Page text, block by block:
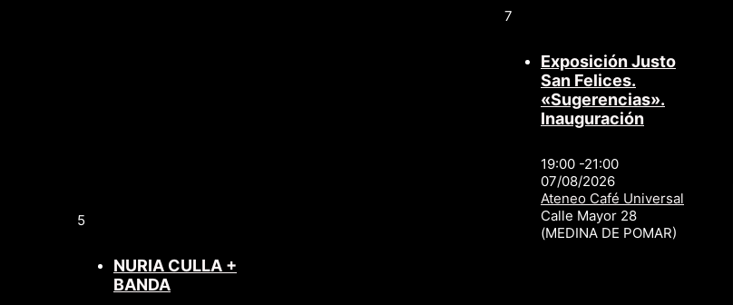
5
NURIA CULLA +
BANDA
7
Exposición Justo
San Felices.
«Sugerencias».
Inauguración
19:00 -21:00
07/08/2026
Ateneo Café Universal
Calle Mayor 28
(MEDINA DE POMAR)